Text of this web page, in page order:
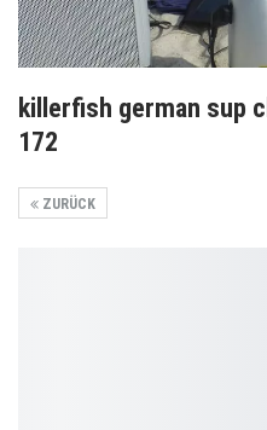
killerfish german sup
172
ZURÜCK